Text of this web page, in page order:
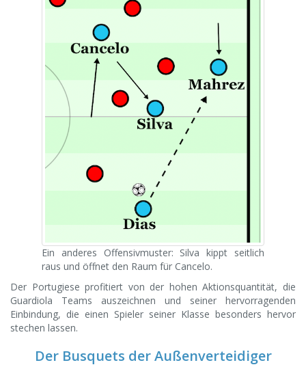
Ein anderes Offensivmuster: Silva kippt seitlich
raus und öffnet den Raum für Cancelo.
Der Portugiese profitiert von der hohen Aktionsquantität, die
Guardiola Teams auszeichnen und seiner hervorragenden
Einbindung, die einen Spieler seiner Klasse besonders hervor
stechen lassen.
Der Busquets der Außenverteidiger